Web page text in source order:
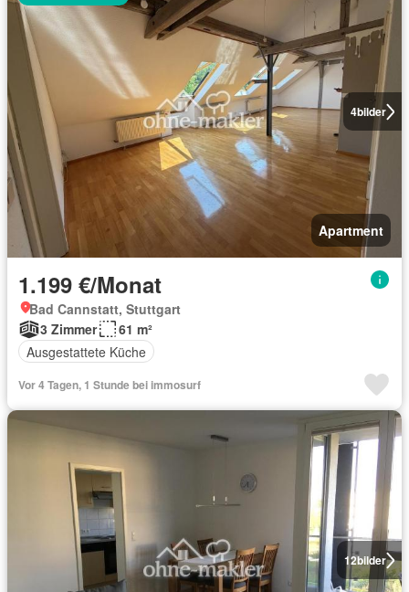
4bilder
Apartment
1.199 €/Monat
Bad Cannstatt, Stuttgart
3 Zimmer
61 m²
Ausgestattete Küche
Vor 4 Tagen, 1 Stunde bei immosurf
12bilder